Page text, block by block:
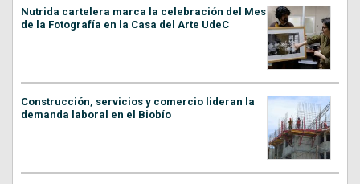
Nutrida cartelera marca la celebración del Mes
de la Fotografía en la Casa del Arte UdeC
Construcción, servicios y comercio lideran la
demanda laboral en el Biobío